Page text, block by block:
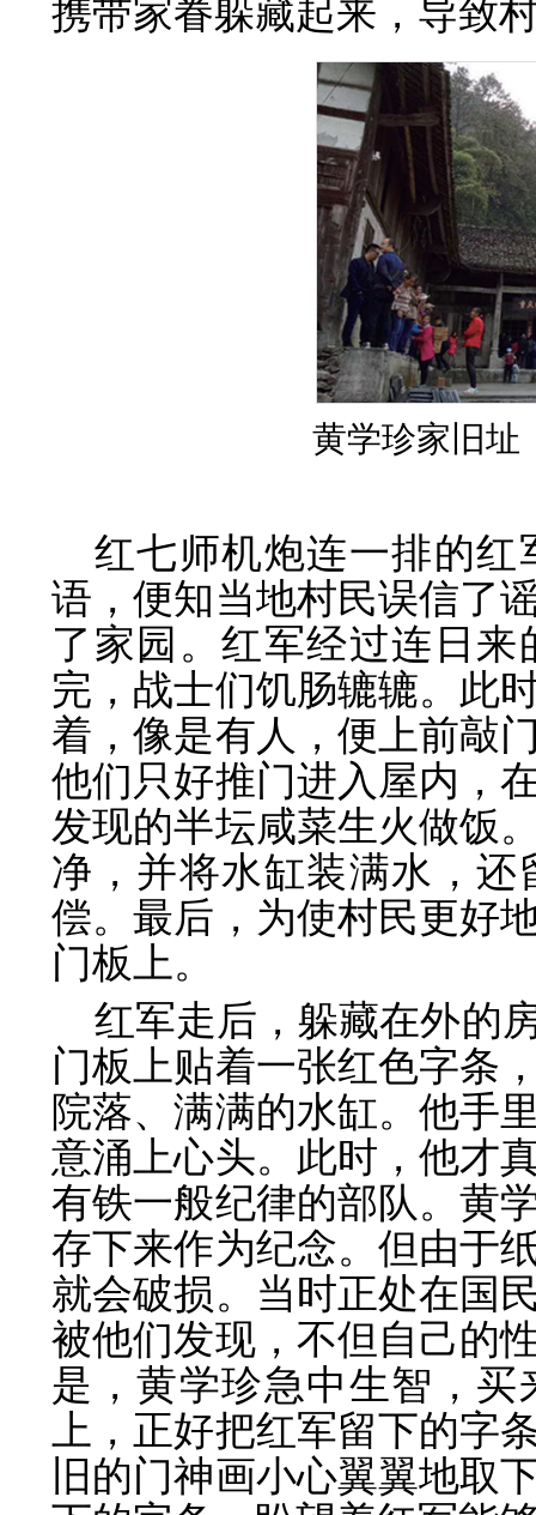
携带家眷躲藏起来，导致
黄学珍家旧址
红七师机炮连一排的
语，便知当地村民误信了
了家园。红军经过连日
完，战士们饥肠辘辘。此
着，像是有人，便上前敲
他们只好推门进入屋内，
发现的半坛咸菜生火做饭
净，并将水缸装满水，
偿。最后，为使村民更好
门板上。
红军走后，躲藏在外的
门板上贴着一张红色字条
院落、满满的水缸。他手
意涌上心头。此时，他才
有铁一般纪律的部队。黄
存下来作为纪念。但由于
就会破损。当时正处在国
被他们发现，不但自己的
是，黄学珍急中生智，
上，正好把红军留下的字
旧的门神画小心翼翼地取